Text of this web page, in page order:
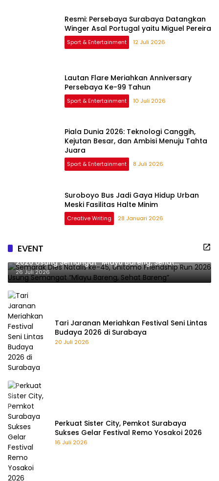
Resmi: Persebaya Surabaya Datangkan
Winger Asal Portugal yaitu Miguel Pereira
Sport & Entertainment 12 Juli 2026
Lautan Flare Meriahkan Anniversary
Persebaya Ke-99 Tahun
Sport & Entertainment 10 Juli 2026
Piala Dunia 2026: Teknologi Canggih,
Kejutan Besar, dan Ambisi Menuju Tahta
Juara
Sport & Entertainment 8 Juli 2026
Suroboyo Bus Jadi Gaya Hidup Urban
Meski Fasilitas Halte Minim
Creative Writing 28 Januari 2026
EVENT
Semarak Dies Natalis ke-45, Unitomo Friendship Run
2026 Usung Semangat “Mlayu Bareng, Sehat
Bareng”
26 Juli 2026
Tari Jaranan Meriahkan Festival Seni Lintas
Budaya 2026 di Surabaya
20 Juli 2026
Perkuat Sister City, Pemkot Surabaya
Sukses Gelar Festival Remo Yosakoi 2026
16 Juli 2026